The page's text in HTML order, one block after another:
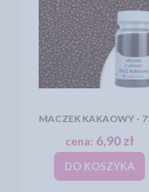
MACZEK KAKAOWY -
cena: 6,90 zł
DO KOSZYKA